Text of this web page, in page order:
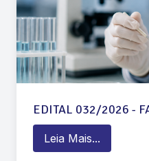
EDITAL 032/2026 -
Leia Mais...